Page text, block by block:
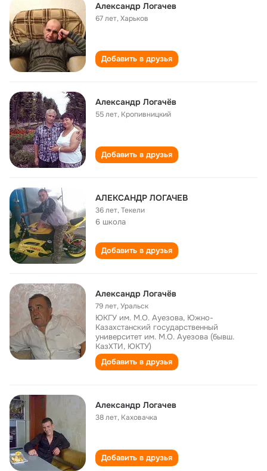
Александр Логачев
67 лет,Харьков
Добавить в друзья
Александр Логачёв
55 лет, Кропивницкий
Добавить в друзья
АЛЕКСАНДР ЛОГАЧЕВ
36 лет,Текели
6 школа
Добавить в друзья
Александр Логачёв
79 лет,Уральск
ЮКГУ им. М.О. Ауезова, Южно-
Казахстанский государственный
университет им. М.О. Ауезова (бывш.
КазХТИ, ЮКТУ)
Добавить в друзья
Александр Логачев
38 лет, Каховачка
Добавить в друзья